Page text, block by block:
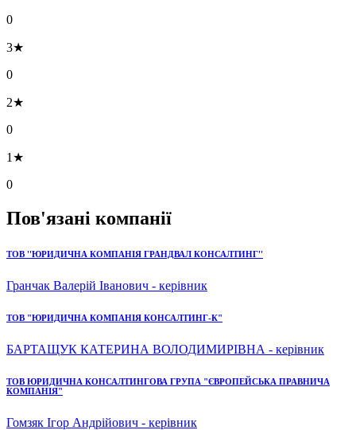
0
3★
0
2★
0
1★
0
Пов'язані компанії
ТОВ ''ЮРИДИЧНА КОМПАНІЯ ГРАНДВАЛ КОНСАЛТИНГ''
Гранчак Валерій Іванович - керівник
ТОВ "ЮРИДИЧНА КОМПАНІЯ КОНСАЛТИНГ-К"
БАРТАЩУК КАТЕРИНА ВОЛОДИМИРІВНА - керівник
ТОВ ЮРИДИЧНА КОНСАЛТИНГОВА ГРУПА "ЄВРОПЕЙСЬКА ПРАВНИЧА
КОМПАНІЯ"
Гомзяк Ігор Андрійович - керівник